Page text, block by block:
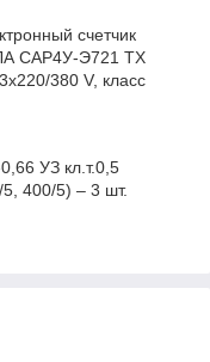
счетчик
САР4У-Э721 TX
380 V, класс
УЗ кл.т.0,5
400/5) – 3 шт.